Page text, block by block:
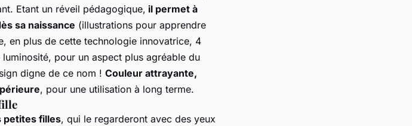
Etant un réveil pédagogique, il permet à
sa naissance (illustrations pour apprendre
en plus de cette technologie innovatrice, 4
pour un aspect plus agréable du
digne de ce nom ! Couleur attrayante,
, pour une utilisation à long terme.
petites filles, qui le regarderont avec des yeux